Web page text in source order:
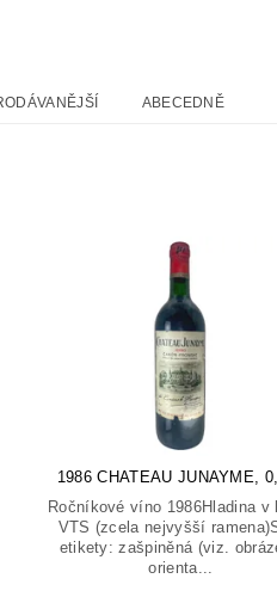
ABECEDNĚ
1986 CHATEAU JUNAYME,
Ročníkové víno 1986Hladina v
VTS (zcela nejvyšší
etikety: zašpiněná (viz.
orienta...